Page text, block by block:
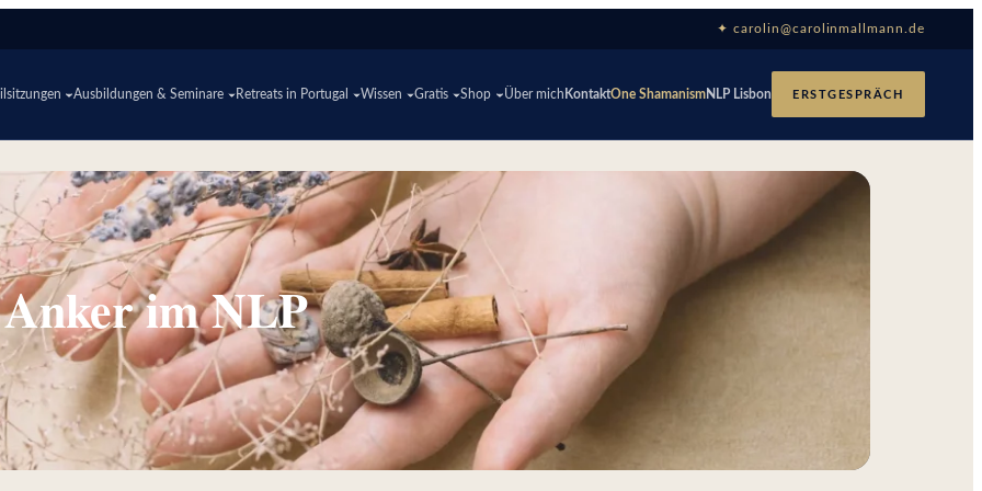
✦ carolin@carolinmallmann.de
Ausbildungen & Seminare Retreats in Portugal Wissen Gratis Shop Über mich KontaktOne ShamanismNLP Lisbon ERSTGESPRÄCH
im NLP